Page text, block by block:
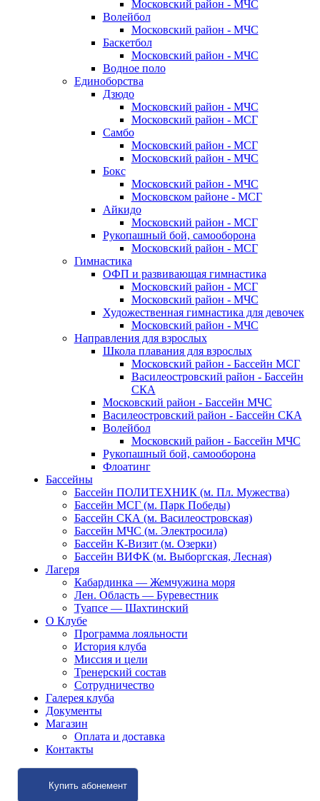
Московский район - МЧС
Волейбол
Московский район - МЧС
Баскетбол
Московский район - МЧС
Водное поло
Единоборства
Дзюдо
Московский район - МЧС
Московский район - МСГ
Самбо
Московский район - МСГ
Московский район - МЧС
Бокс
Московский район - МЧС
Московском районе - МСГ
Айкидо
Московский район - МСГ
Рукопашный бой, самооборона
Московский район - МСГ
Гимнастика
ОФП и развивающая гимнастика
Московский район - МСГ
Московский район - МЧС
Художественная гимнастика для девочек
Московский район - МЧС
Направления для взрослых
Школа плавания для взрослых
Московский район - Бассейн МСГ
Василеостровский район - Бассейн
СКА
Московский район - Бассейн МЧС
Василеостровский район - Бассейн СКА
Волейбол
Московский район - Бассейн МЧС
Рукопашный бой, самооборона
Флоатинг
Бассейны
Бассейн ПОЛИТЕХНИК (м. Пл. Мужества)
Бассейн МСГ (м. Парк Победы)
Бассейн СКА (м. Василеостровская)
Бассейн МЧС (м. Электросила)
Бассейн К-Визит (м. Озерки)
Бассейн ВИФК (м. Выборгская, Лесная)
Лагеря
Кабардинка — Жемчужина моря
Лен. Область — Буревестник
Туапсе — Шахтинский
О Клубе
Программа лояльности
История клуба
Миссия и цели
Тренерский состав
Сотрудничество
Галерея клуба
Документы
Магазин
Оплата и доставка
Контакты
Купить абонемент